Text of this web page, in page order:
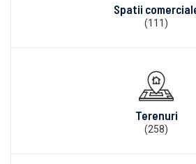
Spatii
(111)
Terenuri
(258)